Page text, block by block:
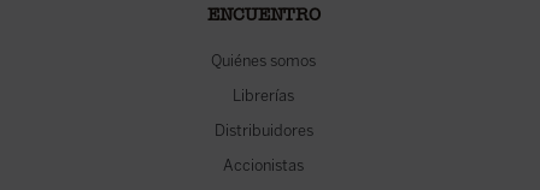
ENCUENTRO
Quiénes somos
Librerías
Distribuidores
Accionistas